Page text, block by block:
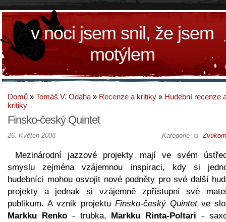
v noci jsem snil, že jsem
motýlem
Domů » Tomáš V. Odaha » Recenze a kritiky » Hudební recenze
kritiky
Finsko-český Quintet
Kategorie
26. Květen 2008
Mezinárodní jazzové projekty mají ve svém
smyslu zejména vzájemnou inspiraci, kdy si
hudebníci mohou osvojit nové podněty pro své další
projekty a jednak si vzájemně zpřístupní své
publikum. A vznik projektu Finsko-český Quintetve
Markku Renko- trubka, Markku Rinta-Poltari -